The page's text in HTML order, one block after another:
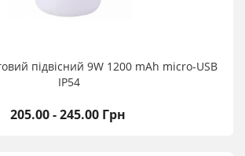
підвісний 9W 1200 mАh micro-USB
IP54
205.00 - 245.00 Грн